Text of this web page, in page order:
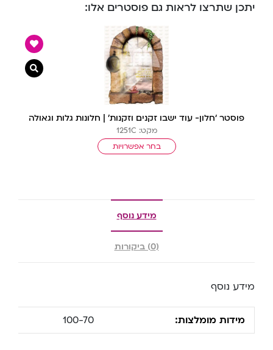
יתכן שתרצו לראות גם פוסטרים אלו:
פוסטר ‘חלון- עוד ישבו זקנים וזקנות’ | חלונות גלות וגאולה
מקט: 1251C
בחר אפשרויות
צפייה
מידע נוסף
(0) ביקורות
מידע נוסף
מידות מומלצות: 100-70